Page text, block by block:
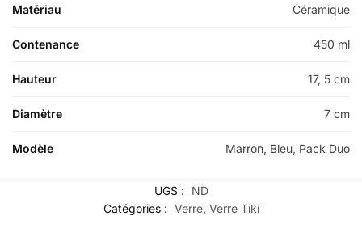
Matériau Céramique
Contenance 450 ml
Hauteur 17, 5 cm
Diamètre 7 cm
Modèle Marron, Bleu, Pack Duo
UGS :
ND
Catégories : Verre, Verre Tiki